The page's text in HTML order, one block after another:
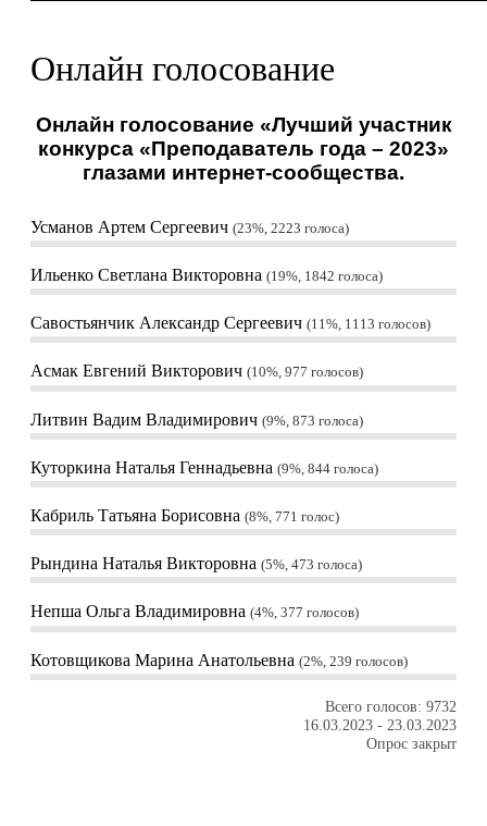
Онлайн голосование
Онлайн голосование «Лучший участник
конкурса «Преподаватель года – 2023»
глазами интернет-сообщества.
Усманов Артем Сергеевич 23%, 2223 голоса
Ильенко Светлана Викторовна 19%, 1842 голоса
Савостьянчик Александр Сергеевич 11%, 1113 голосов
Асмак Евгений Викторович 10%, 977 голосов
Литвин Вадим Владимирович 9%, 873 голоса
Куторкина Наталья Геннадьевна 9%, 844 голоса
Кабриль Татьяна Борисовна 8%, 771 голос
Рындина Наталья Викторовна 5%, 473 голоса
Непша Ольга Владимировна 4%, 377 голосов
Котовщикова Марина Анатольевна 2%, 239 голосов
Всего голосов: 9732
16.03.2023 - 23.03.2023
Опрос закрыт